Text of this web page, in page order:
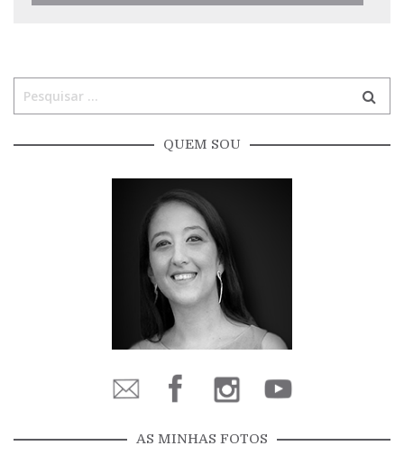
QUEM SOU
AS MINHAS FOTOS